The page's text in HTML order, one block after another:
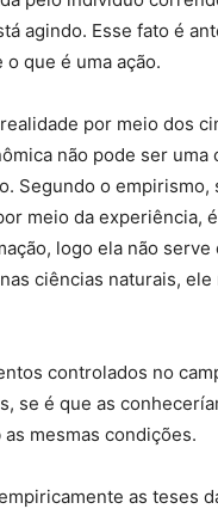
agindo. Esse fato é
que é uma ação.
por meio dos
não pode ser uma
Segundo o empirismo,
meio da experiência,
logo ela não serve
ciências naturais,
controlados no
se é que as
mesmas condições.
as teses